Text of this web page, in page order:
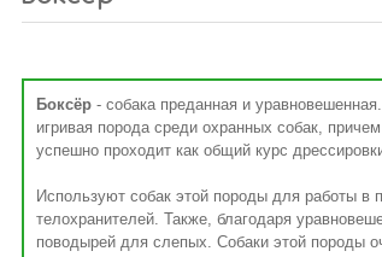
Боксёр - собака преданная и
игривая порода среди охранных собак,
успешно проходит как общий курс
Используют собак этой породы для работы в
телохранителей. Также, благодаря
поводырей для слепых. Собаки этой породы